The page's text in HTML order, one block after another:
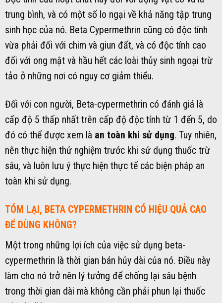
trung bình, và có một số lo ngại về khả năng tập trung
sinh học của nó. Beta Cypermethrin cũng có độc tính
vừa phải đối với chim và giun đất, và có độc tính cao
đối với ong mật và hầu hết các loài thủy sinh ngoại trừ
tảo ở những nơi có nguy cơ giảm thiểu.
Đối với con người, Beta-cypermethrin có đánh giá là
cấp độ 5 thấp nhất trên cấp độ độc tính từ 1 đến 5, do
đó có thể được xem là an toàn khi sử dụng. Tuy nhiên,
nên thực hiện thử nghiệm trước khi sử dụng thuốc trừ
sâu, và luôn lưu ý thực hiện thực tế các biện pháp an
toàn khi sử dụng.
TÓM LẠI, BETA CYPERMETHRIN CÓ HIỆU QUẢ CAO
ĐỂ DÙNG KHÔNG?
Một trong những lợi ích của việc sử dụng beta-
cypermethrin là thời gian bán hủy dài của nó. Điều này
làm cho nó trở nên lý tưởng để chống lại sâu bệnh
trong thời gian dài mà không cần phải phun lại thuốc